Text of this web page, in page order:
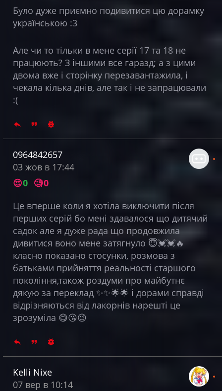
Було дуже приємно подивитися цю дорамку
українською :3
Але чи то тільки в мене серії 17 та 18 не
працюють? З іншими все гаразд; а з цими
двома вже і сторінку перезавантажила, і
чекала кілька днів, але так і не запрацювали
:(
0964842657
03 жов в 17:44
😍0 🧐0
Це вперше коли я хотіла виключити після
перших серій бо мені здавалося що дитячий
садок але я дуже рада що продовжила
дивитися воно мене затягнуло 😇💓💓🔥
класно показано стосунки, розмова з
батьками прийняття реальності старшого
покоління,також роздуми про майбутнє
дякую за переклад ✨✨🌟🌟 і дорами справді
відрізняються від лакорнів нарешті це
зрозуміла 😋😘😉
Kelli Nixe
07 вер в 10:14